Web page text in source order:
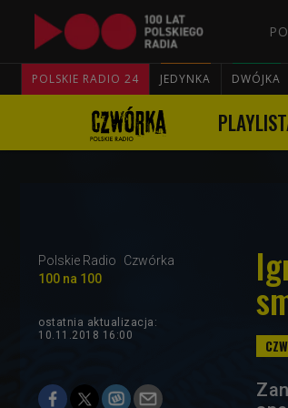
POLSKIE RADIO 24 JEDYNKA DWÓJKA
Polskie Radio
Czwórka
100 na 100
ostatnia aktualizacja:
10.11.2018 16:00